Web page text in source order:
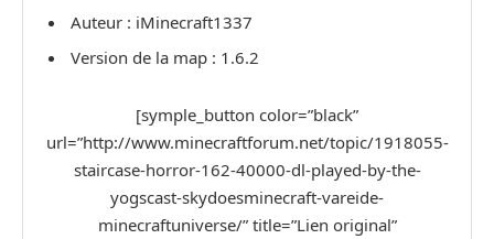
Auteur : iMinecraft1337
Version de la map : 1.6.2
[symple_button color=”black”
url=”http://www.minecraftforum.net/topic/1918055-
staircase-horror-162-40000-dl-played-by-the-
yogscast-skydoesminecraft-vareide-
minecraftuniverse/” title=”Lien original”